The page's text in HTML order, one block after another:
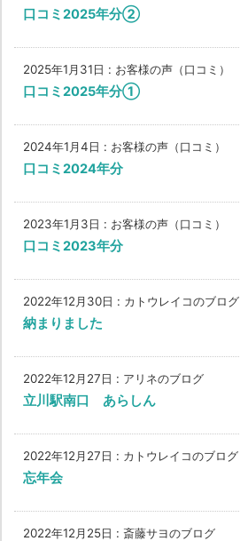
口コミ2025年分②
2025年1月31日 : お客様の声（口コミ）
口コミ2025年分①
2024年1月4日 : お客様の声（口コミ）
口コミ2024年分
2023年1月3日 : お客様の声（口コミ）
口コミ2023年分
2022年12月30日 : カトウレイコのブログ
納まりました
2022年12月27日 : アリネのブログ
立川駅南口 あらしん
2022年12月27日 : カトウレイコのブログ
忘年会
2022年12月25日 : 斎藤サヨのブログ